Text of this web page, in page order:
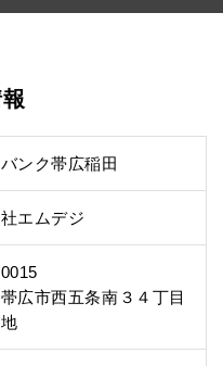
ンク帯広稲田
エムデジ
広市西五条南３４丁目